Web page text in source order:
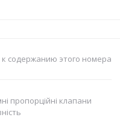
содержанию этого номера
пропорційні клапани